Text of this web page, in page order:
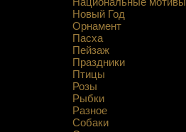
Новый Год
Орнамент
Пасха
Пейзаж
Праздники
Птицы
Розы
Рыбки
Разное
Собаки